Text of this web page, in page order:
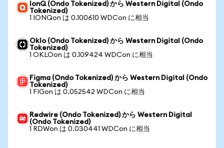
IonQ (Ondo Tokenized) から Western Digital (Ondo
Tokenized)
1 IONQon は 0.100610 WDCon に相当
Oklo (Ondo Tokenized) から Western Digital (Ondo
Tokenized)
1 OKLOon は 0.109424 WDCon に相当
Figma (Ondo Tokenized) から Western Digital (Ondo
Tokenized)
1 FIGon は 0.052542 WDCon に相当
Redwire (Ondo Tokenized) から Western Digital
(Ondo Tokenized)
1 RDWon は 0.030441 WDCon に相当